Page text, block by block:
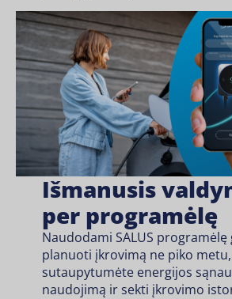
Išmanusis
per programėlę
Naudodami SALUS programėlę
planuoti įkrovimą ne piko
sutaupytumėte energijos
naudojimą ir sekti įkrovimo